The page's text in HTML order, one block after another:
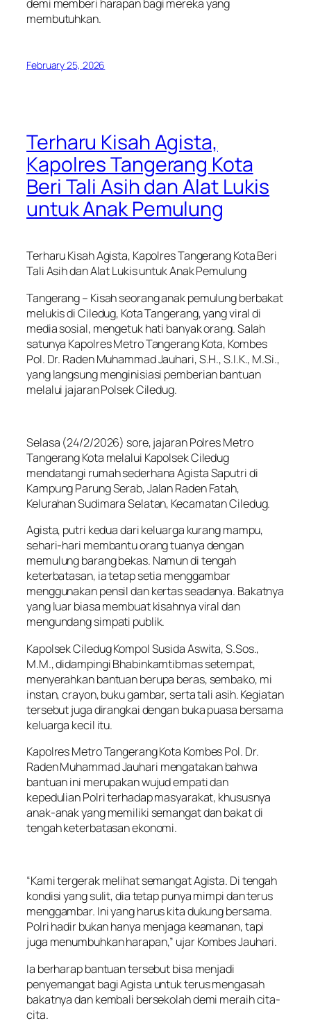
demi memberi harapan bagi mereka yang
membutuhkan.
February 25, 2026
Terharu Kisah Agista,
Kapolres Tangerang Kota
Beri Tali Asih dan Alat Lukis
untuk Anak Pemulung
Terharu Kisah Agista, Kapolres Tangerang Kota Beri
Tali Asih dan Alat Lukis untuk Anak Pemulung
Tangerang – Kisah seorang anak pemulung berbakat
melukis di Ciledug, Kota Tangerang, yang viral di
media sosial, mengetuk hati banyak orang. Salah
satunya Kapolres Metro Tangerang Kota, Kombes
Pol. Dr. Raden Muhammad Jauhari, S.H., S.I.K., M.Si.,
yang langsung menginisiasi pemberian bantuan
melalui jajaran Polsek Ciledug.
Selasa (24/2/2026) sore, jajaran Polres Metro
Tangerang Kota melalui Kapolsek Ciledug
mendatangi rumah sederhana Agista Saputri di
Kampung Parung Serab, Jalan Raden Fatah,
Kelurahan Sudimara Selatan, Kecamatan Ciledug.
Agista, putri kedua dari keluarga kurang mampu,
sehari-hari membantu orang tuanya dengan
memulung barang bekas. Namun di tengah
keterbatasan, ia tetap setia menggambar
menggunakan pensil dan kertas seadanya. Bakatnya
yang luar biasa membuat kisahnya viral dan
mengundang simpati publik.
Kapolsek Ciledug Kompol Susida Aswita, S.Sos.,
M.M., didampingi Bhabinkamtibmas setempat,
menyerahkan bantuan berupa beras, sembako, mi
instan, crayon, buku gambar, serta tali asih. Kegiatan
tersebut juga dirangkai dengan buka puasa bersama
keluarga kecil itu.
Kapolres Metro Tangerang Kota Kombes Pol. Dr.
Raden Muhammad Jauhari mengatakan bahwa
bantuan ini merupakan wujud empati dan
kepedulian Polri terhadap masyarakat, khususnya
anak-anak yang memiliki semangat dan bakat di
tengah keterbatasan ekonomi.
“Kami tergerak melihat semangat Agista. Di tengah
kondisi yang sulit, dia tetap punya mimpi dan terus
menggambar. Ini yang harus kita dukung bersama.
Polri hadir bukan hanya menjaga keamanan, tapi
juga menumbuhkan harapan,” ujar Kombes Jauhari.
Ia berharap bantuan tersebut bisa menjadi
penyemangat bagi Agista untuk terus mengasah
bakatnya dan kembali bersekolah demi meraih cita-
cita.